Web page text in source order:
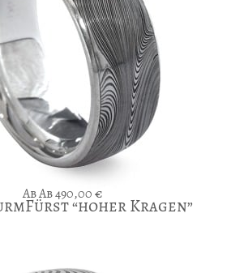
Ab490,00€
“hoher Kragen”